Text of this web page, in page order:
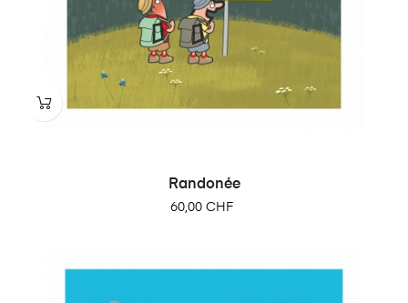
Randonée
Prix
60,00 CHF